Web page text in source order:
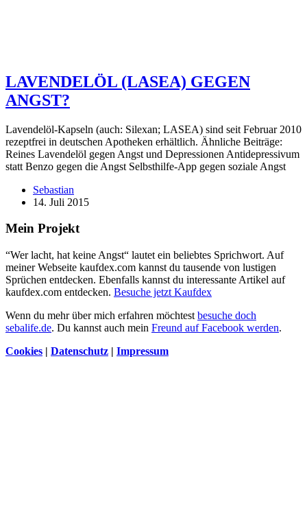
LAVENDELÖL (LASEA) GEGEN
ANGST?
Lavendelöl-Kapseln (auch: Silexan; LASEA) sind seit Februar 2010
rezeptfrei in deutschen Apotheken erhältlich. Ähnliche Beiträge:
Reines Lavendelöl gegen Angst und Depressionen Antidepressivum
statt Benzo gegen die Angst Selbsthilfe-App gegen soziale Angst
Sebastian
14. Juli 2015
Mein Projekt
“Wer lacht, hat keine Angst“ lautet ein beliebtes Sprichwort. Auf
meiner Webseite kaufdex.com kannst du tausende von lustigen
Sprüchen entdecken. Ebenfalls kannst du interessante Artikel auf
kaufdex.com entdecken. Besuche jetzt Kaufdex
Wenn du mehr über mich erfahren möchtest besuche doch
sebalife.de. Du kannst auch mein Freund auf Facebook werden.
Cookies | Datenschutz | Impressum